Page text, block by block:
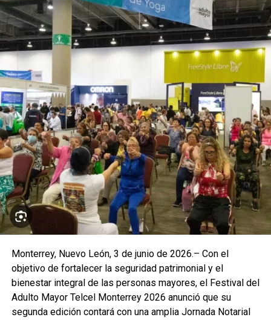
Monterrey, Nuevo León, 3 de junio de 2026.– Con el
objetivo de fortalecer la seguridad patrimonial y el
bienestar integral de las personas mayores, el Festival del
Adulto Mayor Telcel Monterrey 2026 anunció que su
segunda edición contará con una amplia Jornada Notarial